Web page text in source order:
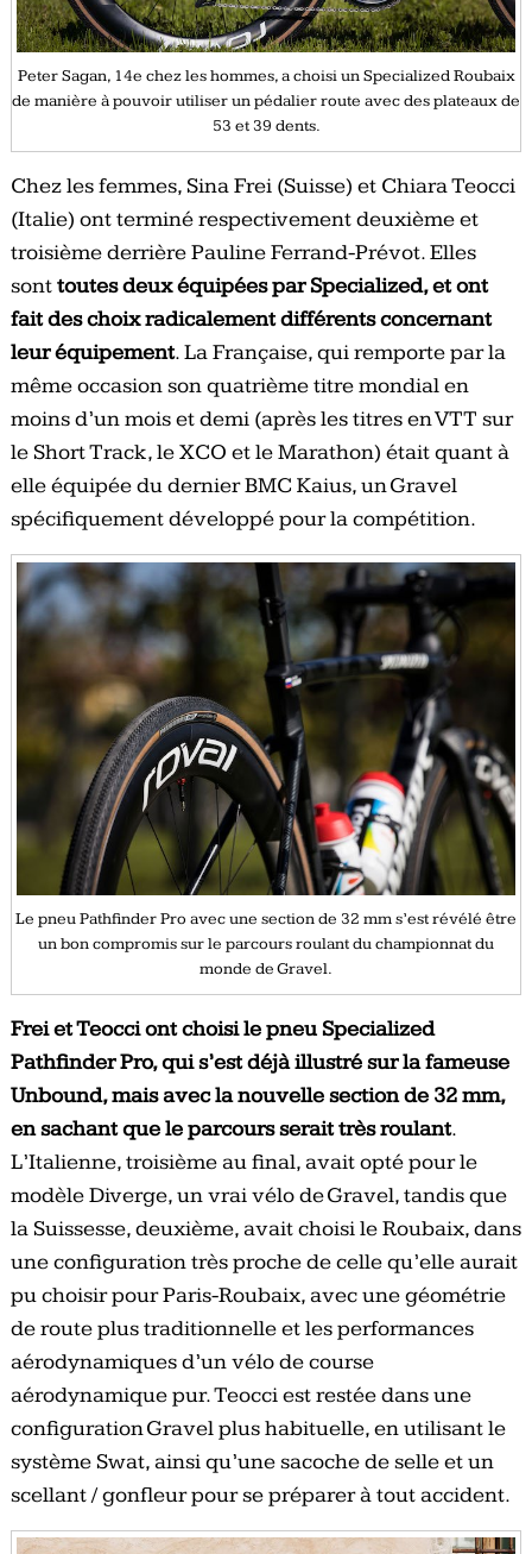
Peter Sagan, 14e chez les hommes, a choisi un Specialized Roubaix
de manière à pouvoir utiliser un pédalier route avec des plateaux de
53 et 39 dents.
Chez les femmes, Sina Frei (Suisse) et Chiara Teocci
(Italie) ont terminé respectivement deuxième et
troisième derrière Pauline Ferrand-Prévot. Elles
sonttoutes deux équipées par Specialized, et ont
fait des choix radicalement différents concernant
leur équipement. La Française, qui remporte par la
même occasion son quatrième titre mondial en
moins d’un mois et demi (après les titres en VTT sur
le Short Track, le XCO et le Marathon) était quant à
elle équipée du dernier BMC Kaius, un Gravel
spécifiquement développé pour la compétition.
Le pneu Pathfinder Pro avec une section de 32 mm s’est révélé être
un bon compromis sur le parcours roulant du championnat du
monde de Gravel.
Frei et Teocci ont choisi le pneu Specialized
Pathfinder Pro, qui s’est déjà illustré sur la fameuse
Unbound, mais avec la nouvelle section de 32 mm,
en sachant que le parcours serait très roulant.
L’Italienne, troisième au final, avait opté pour le
modèle Diverge, un vrai vélo de Gravel, tandis que
la Suissesse, deuxième, avait choisi le Roubaix, dans
une configuration très proche de celle qu’elle aurait
pu choisir pour Paris-Roubaix, avec une géométrie
de route plus traditionnelle et les performances
aérodynamiques d’un vélo de course
aérodynamique pur. Teocci est restée dans une
configuration Gravel plus habituelle, en utilisant le
système Swat, ainsi qu’une sacoche de selle et un
scellant / gonfleur pour se préparer à tout accident.